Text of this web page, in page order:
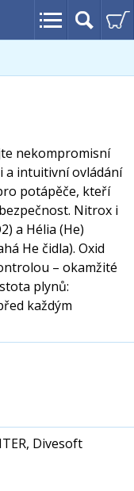
nekompromisní
a intuitivní ovládání
potápěče, kteří
Nitrox i
a Hélia (He)
He čidla). Oxid
– okamžité
plynů:
každým
Divesoft